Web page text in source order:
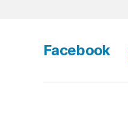
Facebook